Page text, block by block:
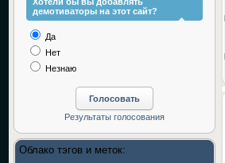
демотиваторы на этот сайт?
Да
Нет
Незнаю
Облако тэгов и меток: